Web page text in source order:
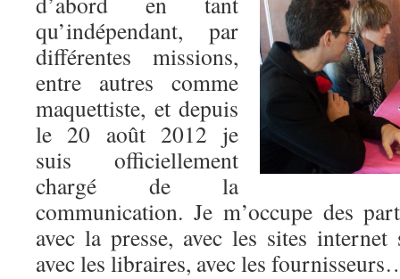
qu’indépendant, par
différentes missions,
entre autres comme
maquettiste, et depuis
le 20 août 2012 je
suis officiellement
chargé de la
communication. Je m’occupe des
avec la presse, avec les sites internet
avec les libraires, avec les